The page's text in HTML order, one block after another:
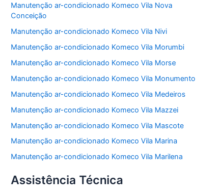
Manutenção ar-condicionado Komeco Vila Nova
Conceição
Manutenção ar-condicionado Komeco Vila Nivi
Manutenção ar-condicionado Komeco Vila Morumbi
Manutenção ar-condicionado Komeco Vila Morse
Manutenção ar-condicionado Komeco Vila Monumento
Manutenção ar-condicionado Komeco Vila Medeiros
Manutenção ar-condicionado Komeco Vila Mazzei
Manutenção ar-condicionado Komeco Vila Mascote
Manutenção ar-condicionado Komeco Vila Marina
Manutenção ar-condicionado Komeco Vila Marilena
Assistência Técnica